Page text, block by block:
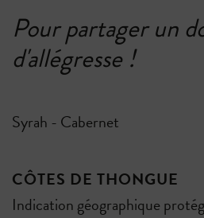
Pour partager un
d'allégresse !
Syrah - Cabernet
CÔTES DE THONGUE
Indication géographique